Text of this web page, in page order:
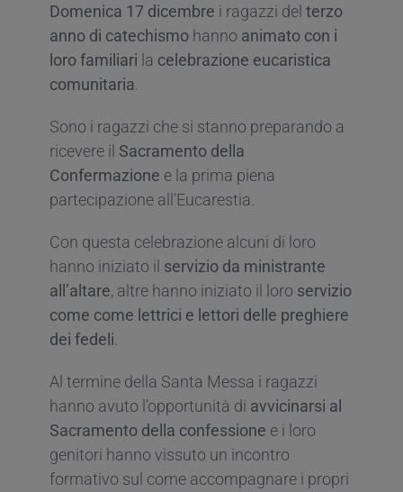
Domenica 17 dicembre i ragazzi del terzo
anno di catechismohanno animato con i
loro familiari la celebrazione eucaristica
comunitaria
Sono i ragazzi che si stanno preparando a
ricevere il Sacramento della
Confermazione e la prima piena
partecipazione all’Eucarestia.
Con questa celebrazione alcuni di loro
hanno iniziato il servizio da ministrante
all’altare, altre hanno iniziato il loro servizio
come come lettrici e lettori delle preghiere
dei fedeli
Al termine della Santa Messa i ragazzi
hanno avuto l’opportunità di avvicinarsi al
Sacramento della confessione e i loro
genitori hanno vissuto un incontro
formativo sul come accompagnare i propri